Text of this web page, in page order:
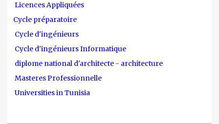
Licences Appliquées
Cycle préparatoire
Cycle d'ingénieurs
Cycle d'ingénieurs Informatique
diplome national d'architecte - architecture
Masteres Professionnelle
Universities in Tunisia